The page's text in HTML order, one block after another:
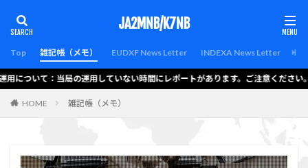
JA2MNB/K7NB
Top 雑記帳（メモ） EUDXF News Letter INDEXA News Letter
ついて：当局の運用していない時間にレポートがあります。ご注意ください。
HOME 雑記帳（メモ）
検索